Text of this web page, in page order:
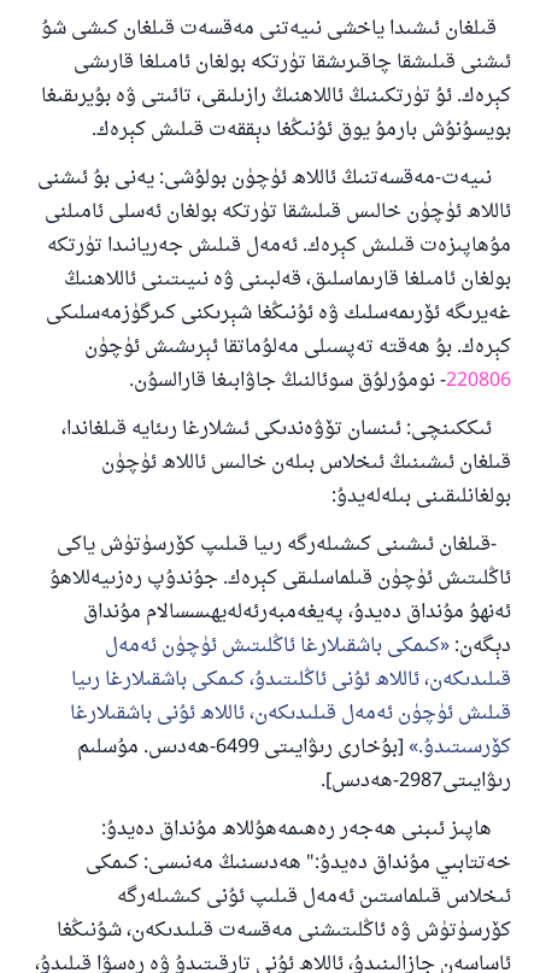
قىلغان ئىشىدا ياخشى نىيەتنى مەقسەت قىلغان كىشى شۇ
ئىشنى قىلىشقا چاقىرىشقا تۈرتكە بولغان ئامىلغا قارىشى
كېرەك. ئۇ تۈرتكىنىڭ ئاللاھنىڭ رازىلىقى، تائىتى ۋە بۇيرىقىغا
بويسۇنۇش بارمۇ يوق ئۇنىڭغا دېققەت قىلىش كېرەك.
نىيەت-مەقسەتنىڭ ئاللاھ ئۈچۈن بولۇشى: يەنى بۇ ئىشنى
ئاللاھ ئۈچۈن خالىس قىلىشقا تۈرتكە بولغان ئەسلى ئامىلنى
مۇھاپىزەت قىلىش كېرەك. ئەمەل قىلىش جەريانىدا تۈرتكە
بولغان ئامىلغا قارىماسلىق، قەلبىنى ۋە نىيىتىنى ئاللاھنىڭ
غەيرىگە ئۆرىمەسلىك ۋە ئۇنىڭغا شېرىكنى كىرگۈزمەسلىكى
كېرەك. بۇ ھەقتە تەپسىلى مەلۇماتقا ئېرىشىش ئۈچۈن
220806- نومۇرلۇق سوئالنىڭ جاۋابىغا قارالسۇن.
ئىككىنچى: ئىنسان تۆۋەندىكى ئىشلارغا رىئايە قىلغاندا،
قىلغان ئىشىنىڭ ئىخلاس بىلەن خالىس ئاللاھ ئۈچۈن
بولغانلىقىنى بىلەلەيدۇ:
-قىلغان ئىشىنى كىشىلەرگە رىيا قىلىپ كۆرسۈتۈش ياكى
ئاڭلىتىش ئۈچۈن قىلماسلىقى كېرەك. جۇندۇپ رەزىيەللاھۇ
ئەنھۇ مۇنداق دەيدۇ، پەيغەمبەرئەلەيھىسسالام مۇنداق
دېگەن: كىمكى باشقىلارغا ئاڭلىتىش ئۈچۈن ئەمەل
قىلىدىكەن، ئاللاھ ئۇنى ئاڭلىتىدۇ، كىمكى باشقىلارغا رىيا
قىلىش ئۈچۈن ئەمەل قىلىدىكەن، ئاللاھ ئۇنى باشقىلارغا
كۆرسىتىدۇ.
[بۇخارى رىۋايىتى 6499-ھەدىس. مۇسلىم
رىۋايىتى2987-ھەدىس].
ھاپىز ئىبنى ھەجەر رەھىمەھۇللاھ مۇنداق دەيدۇ:
خەتتابىي مۇنداق دەيدۇ:" ھەدىسنىڭ مەنىسى: كىمكى
ئىخلاس قىلماستىن ئەمەل قىلىپ ئۇنى كىشىلەرگە
كۆرسۈتۈش ۋە ئاڭلىتىشنى مەقسەت قىلىدىكەن، شۇنىڭغا
ئاساسەن جازالىنىدۇ، ئاللاھ ئۇنى تارقىتىدۇ ۋە رەسۋا قىلىدۇ،